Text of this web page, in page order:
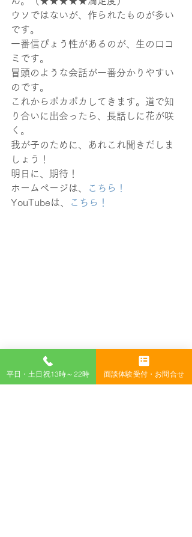
ウソではないが、作られたものが多い
です。
一番信ぴょう性があるのが、生の口コ
ミです。
冒頭のような会話が一番分かりやすい
のです。
これからポカポカしてきます。道で知
り合いに出会ったら、長話しに花が咲
く。
我が子のために、あれこれ聞きだしま
しょう！
明日に、期待！
ホームページは、
こちら！
YouTubeは、
こちら！
平日・土日祝13時～22時 面談体験受付・お問合せ